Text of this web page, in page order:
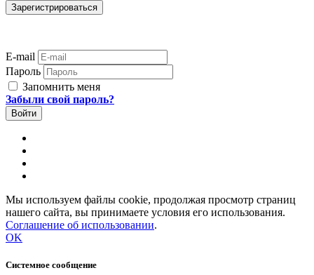
E-mail
Пароль
Запомнить меня
Забыли свой пароль?
Мы используем файлы cookie, продолжая просмотр страниц
нашего сайта, вы принимаете условия его использования.
Соглашение об использовании.
OK
Системное сообщение